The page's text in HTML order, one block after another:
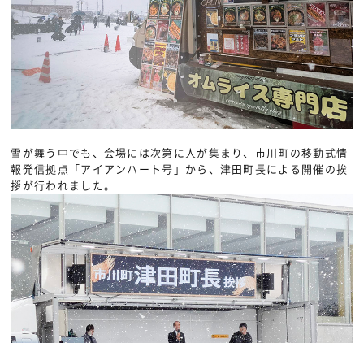
雪が舞う中でも、会場には次第に人が集まり、市川町の移動式情
報発信拠点「アイアンハート号」から、津田町長による開催の挨
拶が行われました。